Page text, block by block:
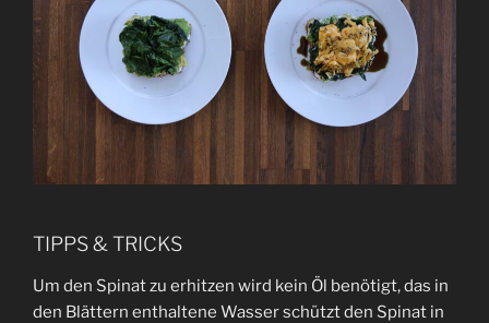
TIPPS & TRICKS
Um den Spinat zu erhitzen wird kein Öl benötigt, das in
den Blättern enthaltene Wasser schützt den Spinat in